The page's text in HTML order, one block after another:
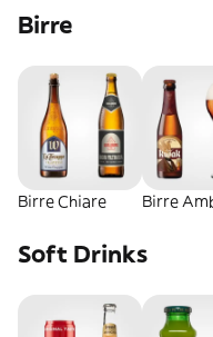
Birre
Birre Chiare Birre
Soft Drinks